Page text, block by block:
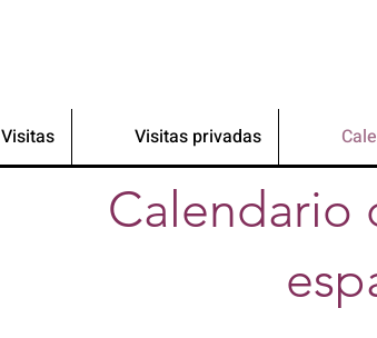
Visitas Visitas privadas
Calendario